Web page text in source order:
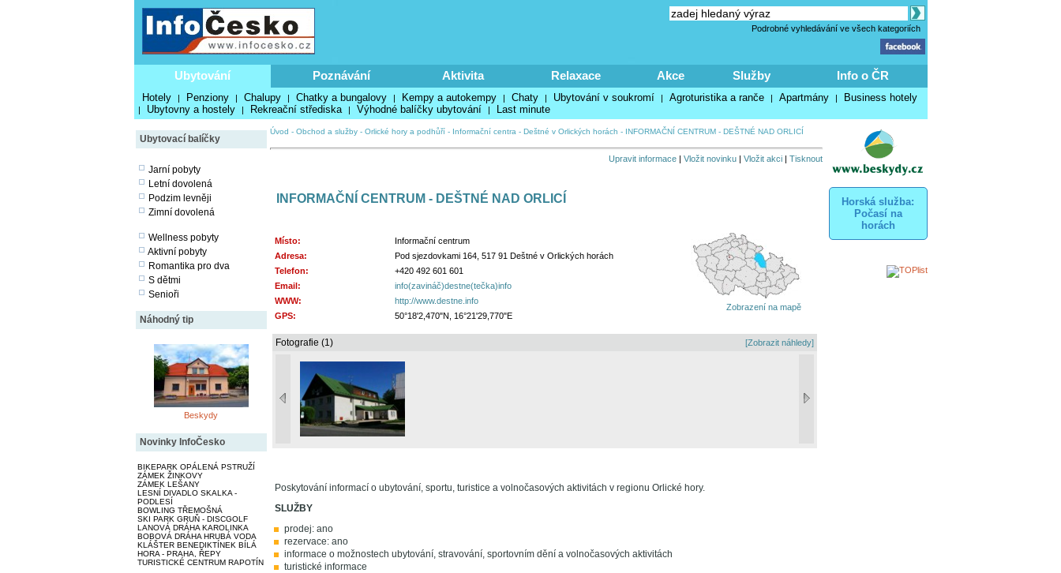
Podrobné vyhledávání ve všech kategoriích
Ubytování Poznávání Aktivita Relaxace Akce Služby Info o ČR
Hotely | Penziony | Chalupy | Chatky a bungalovy | Kempy a autokempy | Chaty | Ubytování v soukromí | Agroturistika a ranče | Apartmány | Business hotely
| Ubytovny a hostely | Rekreační střediska | Výhodné balíčky ubytování | Last minute
Ubytovací balíčky
Jarní pobyty
Letní dovolená
Podzim levněji
Zimní dovolená
Wellness pobyty
Aktivní pobyty
Romantika pro dva
S dětmi
Senioři
Náhodný tip
Beskydy
Novinky InfoČesko
BIKEPARK OPÁLENÁ PSTRUŽÍ
ZÁMEK ŽINKOVY
ZÁMEK LEŠANY
LESNÍ DIVADLO SKALKA -
PODLESÍ
BOWLING TŘEMOŠNÁ
SKI PARK GRUŇ - DISCGOLF
LANOVÁ DRÁHA KAROLINKA
BOBOVÁ DRÁHA HRUBÁ VODA
KLÁŠTER BENEDIKTÍNEK BÍLÁ
HORA - PRAHA, ŘEPY
TURISTICKÉ CENTRUM RAPOTÍN
Úvod - Obchod a služby- Orlické hory a podhůří- Informační centra - Deštné v Orlických horách - INFORMAČNÍ CENTRUM - DEŠTNÉ NAD ORLICÍ
Upravit informace| Vložit novinku| Vložit akci| Tisknout
INFORMAČNÍ CENTRUM - DEŠTNÉ NAD ORLICÍ
Místo:
Informační centrum
Adresa:
Pod sjezdovkami 164, 517 91 Deštné v Orlických horách
Telefon:
+420 492 601 601
Email:
info(zavináč)destne(tečka)info
WWW:
http://www.destne.info
GPS:
50°18'2,470"N, 16°21'29,770"E
Zobrazení na mapě
Fotografie (1) [Zobrazit náhledy]
Poskytování informací o ubytování, sportu, turistice a volnočasových aktivitách v regionu Orlické hory.
SLUŽBY
prodej: ano
rezervace: ano
informace o možnostech ubytování, stravování, sportovním dění a volnočasových aktivitách
turistické informace
Horská služba:
Počasí na
horách